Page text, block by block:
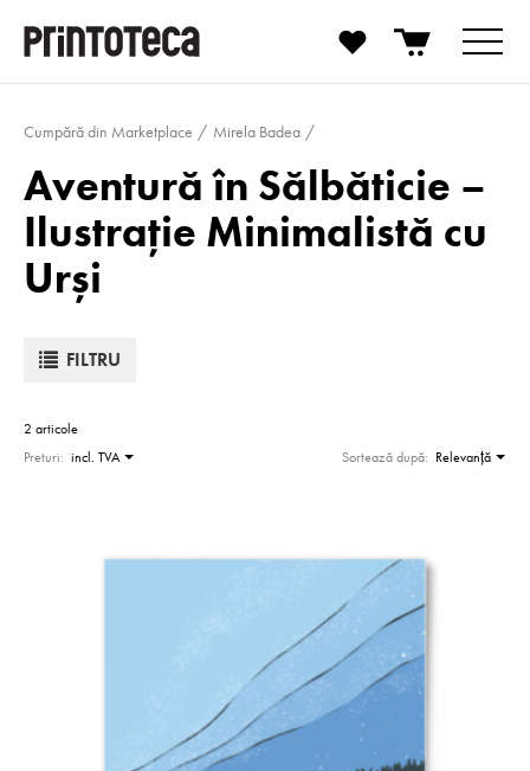
Cumpără din Marketplace Mirela Badea
Aventură în Sălbăticie –
Ilustrație Minimalistă cu
Urși
FILTRU
2 articole
Preturi: incl. TVA Sortează după: Relevanţă